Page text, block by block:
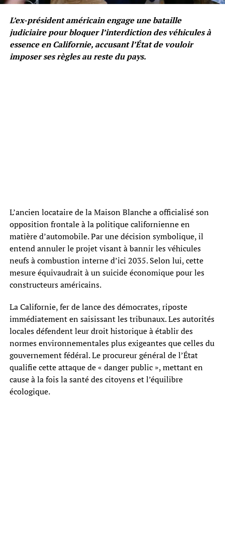
L’ex-président américain engage une bataille
judiciaire pour bloquer l’interdiction des véhicules à
essence en Californie, accusant l’État de vouloir
imposer ses règles au reste du pays.
L’ancien locataire de la Maison Blanche a officialisé son
opposition frontale à la politique californienne en
matière d’automobile. Par une décision symbolique, il
entend annuler le projet visant à bannir les véhicules
neufs à combustion interne d’ici 2035. Selon lui, cette
mesure équivaudrait à un suicide économique pour les
constructeurs américains.
La Californie, fer de lance des démocrates, riposte
immédiatement en saisissant les tribunaux. Les autorités
locales défendent leur droit historique à établir des
normes environnementales plus exigeantes que celles du
gouvernement fédéral. Le procureur général de l’État
qualifie cette attaque de « danger public », mettant en
cause à la fois la santé des citoyens et l’équilibre
écologique.